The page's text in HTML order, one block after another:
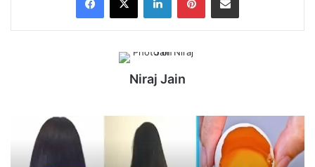
Niraj Jain